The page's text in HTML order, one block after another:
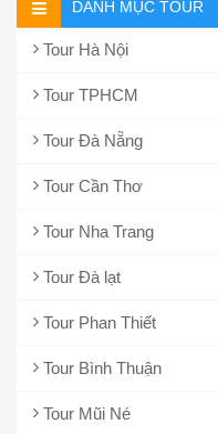
DANH MỤC TOUR
Tour Hà Nội
Tour TPHCM
Tour Đà Nẵng
Tour Cần Thơ
Tour Nha Trang
Tour Đà lạt
Tour Phan Thiết
Tour Bình Thuận
Tour Mũi Né